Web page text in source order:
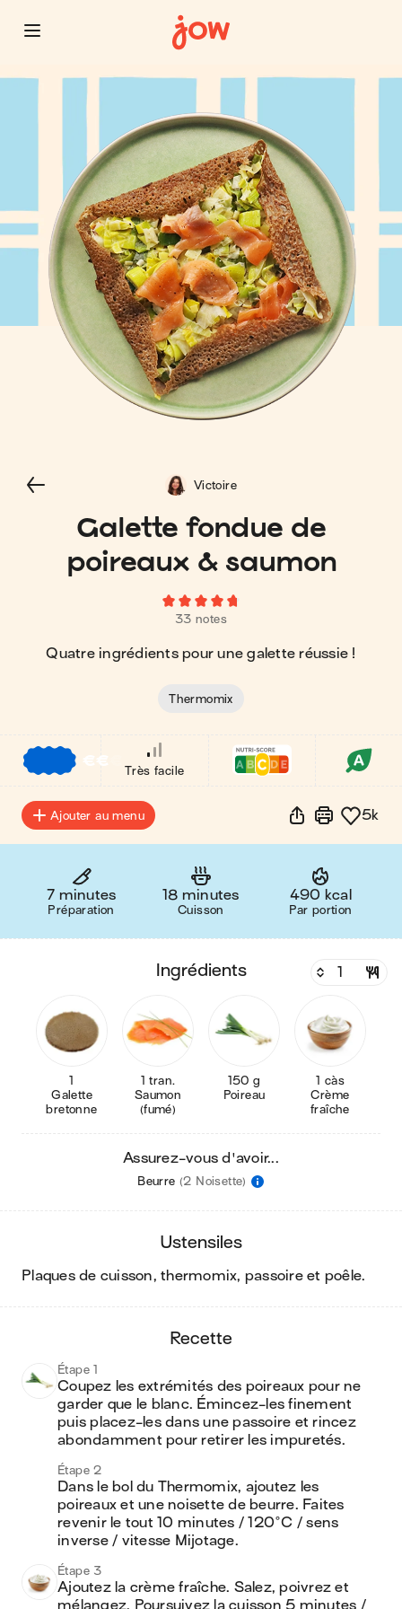
Galette fondue de
poireaux & saumon
33 notes
Quatre ingrédients pour une galette réussie !
Victoire
Thermomix
€€
Très facile
Ajouter au menu 5k
7 minutes
Préparation
18 minutes
Cuisson
490 kcal
Par portion
ingrédients
1
Galette
bretonne
1 tran.
Saumon
(fumé)
150 g
Poireau
1 càs
Crème
fraîche
Assurez-vous d'avoir...
Beurre (2 Noisette)
ustensiles
plaques de cuisson, thermomix, passoire et poêle.
recette
Étape 1
Coupez les extrémités des poireaux pour ne
garder que le blanc. Émincez-les finement
puis placez-les dans une passoire et rincez
abondamment pour retirer les impuretés.
Étape 2
Dans le bol du Thermomix, ajoutez les
poireaux et une noisette de beurre. Faites
revenir le tout 10 minutes / 120°C / sens
inverse / vitesse Mijotage.
Étape 3
Ajoutez la crème fraîche. Salez, poivrez et
mélangez. Poursuivez la cuisson 5 minutes /